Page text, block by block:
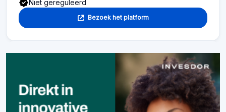
Niet gereguleerd
Bezoek het platform